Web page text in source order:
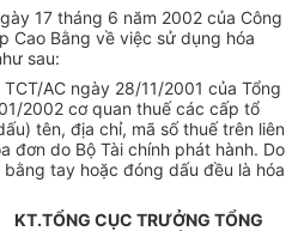
17 tháng 6 năm 2002 của Công
Cao Bằng về việc sử dụng hóa
sau:
AC ngày 28/11/2001 của Tổng
2002 cơ quan thuế các cấp tổ
tên, địa chỉ, mã số thuế trên liên
đơn do Bộ Tài chính phát hành. Do
tay hoặc đóng dấu đều là hóa
KT.TỔNG CỤC TRƯỞNG TỔNG